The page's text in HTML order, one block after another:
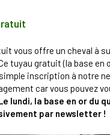
vous offre un cheval à
tuyau gratuit (la base en
inscription à notre
car vous pouvez
lundi, la base en or du
par newsletter !